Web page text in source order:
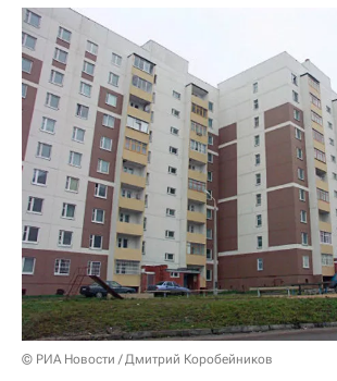
© РИА Новости / Дмитрий Коробейников